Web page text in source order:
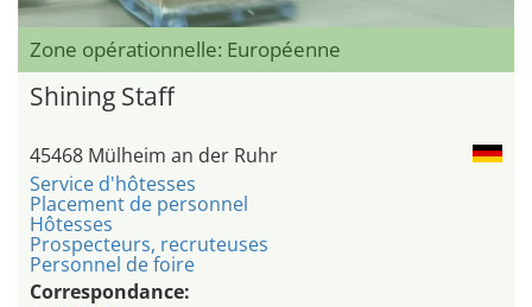
Zone opérationnelle: Européenne
Shining Staff
45468 Mülheim an der Ruhr
Service d'hôtesses
Placement de personnel
Hôtesses
Prospecteurs, recruteuses
Personnel de foire
Correspondance: